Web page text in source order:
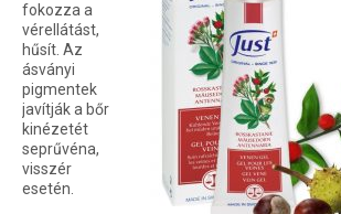
fokozza a
vérellátást,
hűsít. Az
ásványi
pigmentek
javítják a bőr
kinézetét
seprűvéna,
visszér
esetén.